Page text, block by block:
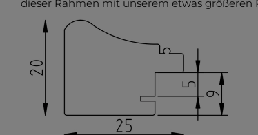
dieser Rahmen mit unserem etwas größeren